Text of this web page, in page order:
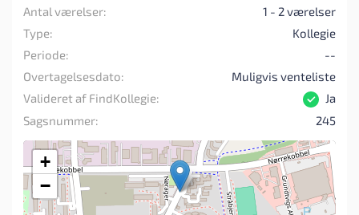
Antal værelser:
1 - 2 værelser
Type:
Kollegie
Periode:
--
Overtagelsesdato:
Muligvis venteliste
Valideret af FindKollegie:
Ja
Sagsnummer:
245
+
−